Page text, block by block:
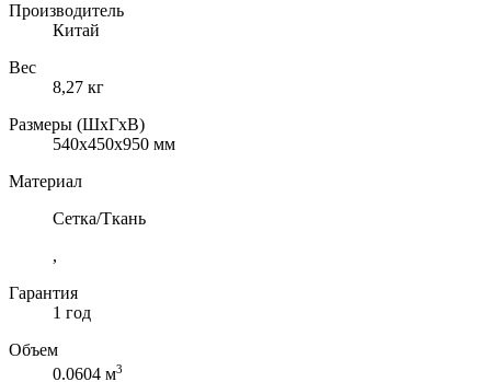
Производитель
Китай
Вес
8,27 кг
Размеры (ШхГхВ)
540x450x950 мм
Материал
Сетка/Ткань
,
Гарантия
1 год
Объем
0.0604 м3